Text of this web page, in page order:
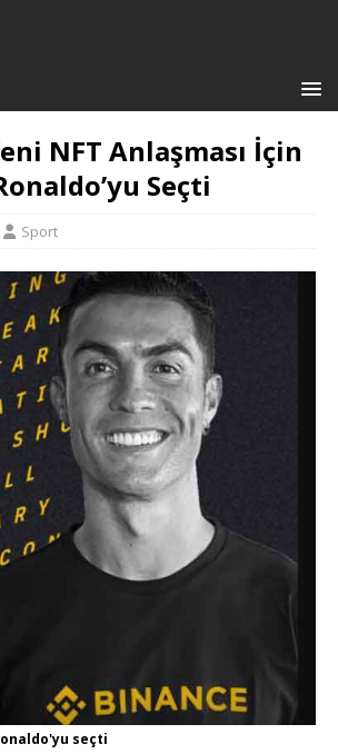
NFT Anlaşması İçin
Seçti
Sport
seçti